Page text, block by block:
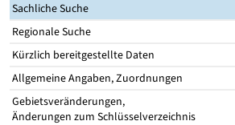
Sachliche Suche
Regionale Suche
Kürzlich bereitgestellte Daten
Allgemeine Angaben, Zuordnungen
Gebietsveränderungen,
Änderungen zum Schlüsselverzeichnis